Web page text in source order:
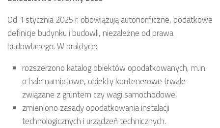
Od 1 stycznia 2025 r. obowiązują autonomiczne, podatkowe
definicje budynku i budowli, niezależne od prawa
budowlanego. W praktyce:
rozszerzono katalog obiektów opodatkowanych, m.in.
o hale namiotowe, obiekty kontenerowe trwale
związane z gruntem czy wagi samochodowe,
zmieniono zasady opodatkowania instalacji
technologicznych i urządzeń technicznych.